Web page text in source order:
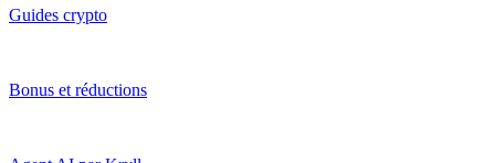
Guides crypto
Bonus et réductions